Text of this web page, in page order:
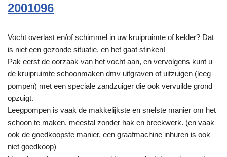
2001096
Vocht overlast en/of schimmel in uw kruipruimte of kelder? Dat
is niet een gezonde situatie, en het gaat stinken!
Pak eerst de oorzaak van het vocht aan, en vervolgens kunt u
de kruipruimte schoonmaken dmv uitgraven of uitzuigen (leeg
pompen) met een speciale zandzuiger die ook vervuilde grond
opzuigt.
Leegpompen is vaak de makkelijkste en snelste manier om het
schoon te maken, meestal zonder hak en breekwerk. (en vaak
ook de goedkoopste manier, een graafmachine inhuren is ook
niet goedkoop)